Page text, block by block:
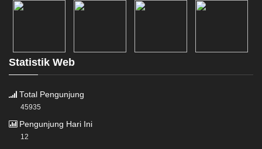
Statistik Web
Total Pengunjung
45935
Pengunjung Hari Ini
12